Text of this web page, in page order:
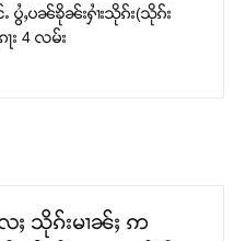
ႉ ပွႆႇပၼ်ၶိုၼ်းႁၢႆးသိုၵ်း(သိုၵ်း
ႃး 4 လမ်း
ႈ သိုၵ်းမၢၼ်ႈ ဢ